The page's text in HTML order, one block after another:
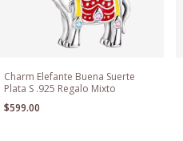
Charm Elefante Buena Suerte
Plata S .925 Regalo Mixto
$599.00